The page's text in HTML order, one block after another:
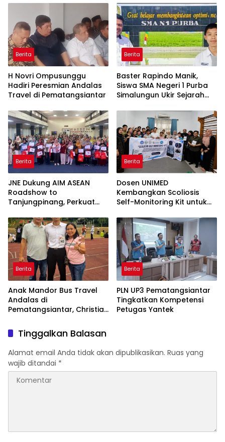
Berita
H Novri Ompusunggu
Hadiri Peresmian Andalas
Travel di Pematangsiantar
Berita
Baster Rapindo Manik,
Siswa SMA Negeri 1 Purba
Simalungun Ukir Sejarah
Berita
JNE Dukung AIM ASEAN
Roadshow to
Tanjungpinang, Perkuat
Pemanfaatan Teknologi AI
Berita
Dosen UNIMED
Kembangkan Scoliosis
Self-Monitoring Kit untuk
Mandiri Pasien Scoliosis
Berita
Anak Mandor Bus Travel
Andalas di
Pematangsiantar, Christian
AD 2026
Berita
PLN UP3 Pematangsiantar
Tingkatkan Kompetensi
Petugas Yantek
Tinggalkan Balasan
Alamat email Anda tidak akan dipublikasikan. Ruas yang
wajib ditandai *